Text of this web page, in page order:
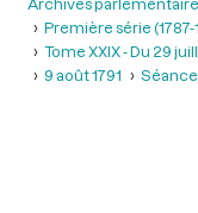
Première série (1787-
Tome XXIX - Du 29
9 août 1791